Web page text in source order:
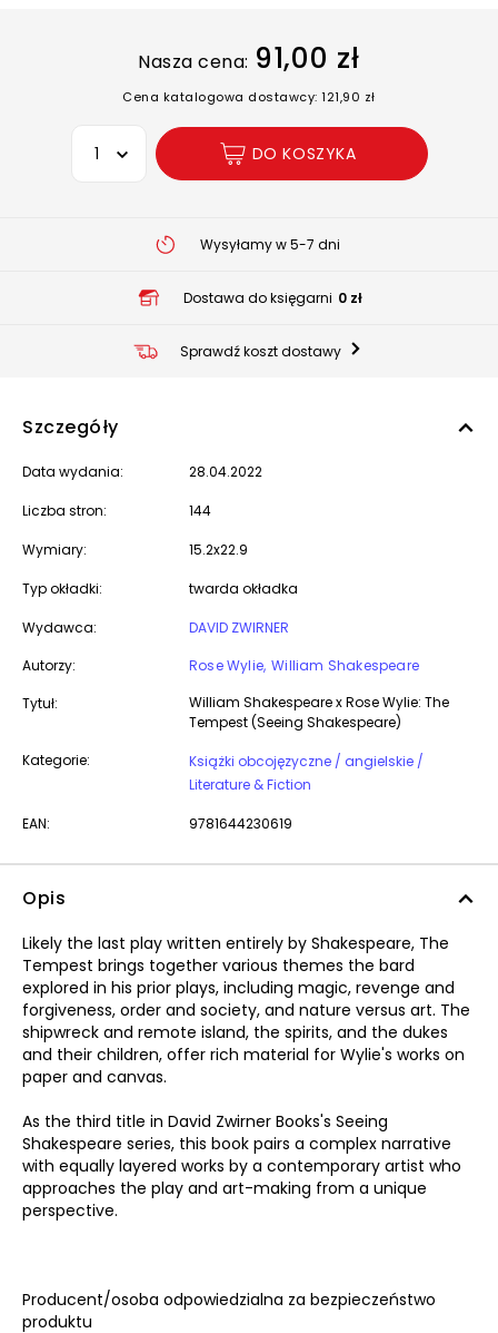
Nasza cena: 91,00 zł
Cena katalogowa dostawcy: 121,90 zł
Wybierz opcję
DO KOSZYKA
Wysyłamy w 5-7 dni
Dostawa do księgarni 0 zł
Sprawdź koszt dostawy
Szczegóły
Data wydania: 28.04.2022
Liczba stron: 144
Wymiary: 15.2x22.9
Typ okładki: twarda okładka
Wydawca:
DAVID ZWIRNER
Autorzy:
Rose Wylie William Shakespeare
Tytuł:
William Shakespeare x Rose Wylie: The
Tempest (Seeing Shakespeare)
Kategorie:
Książki obcojęzyczne / angielskie /
Literature & Fiction
EAN: 9781644230619
Opis
Likely the last play written entirely by Shakespeare, The
Tempest brings together various themes the bard
explored in his prior plays, including magic, revenge and
forgiveness, order and society, and nature versus art. The
shipwreck and remote island, the spirits, and the dukes
and their children, offer rich material for Wylie's works on
paper and canvas.
As the third title in David Zwirner Books's Seeing
Shakespeare series, this book pairs a complex narrative
with equally layered works by a contemporary artist who
approaches the play and art-making from a unique
perspective.
Producent/osoba odpowiedzialna za bezpieczeństwo
produktu